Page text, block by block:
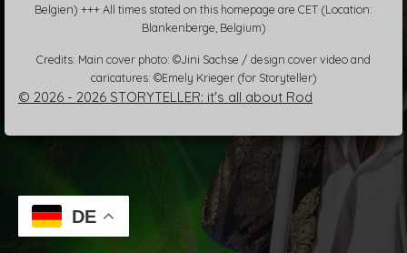
DE
Belgien) +++ All times stated on this homepage are CET (Location:
Blankenberge, Belgium)
Credits: Main cover photo: ©Jini Sachse / design cover video and
caricatures: ©Emely Krieger (for Storyteller)
© 2026 - 2026 STORYTELLER: it's all about Rod